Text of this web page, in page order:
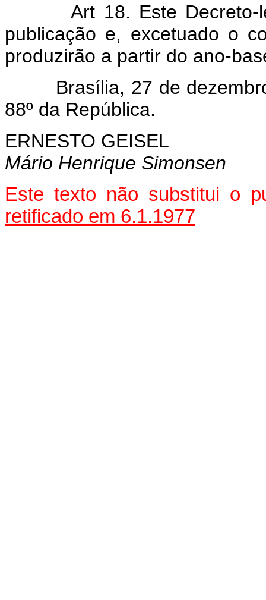
Art 18. Este
publicação e, excetuado o
produzirão a partir do ano-
Brasília, 27 de dezembro
88º da República.
ERNESTO GEISEL
Mário Henrique Simonsen
Este texto não substitui o
retificado em 6.1.1977